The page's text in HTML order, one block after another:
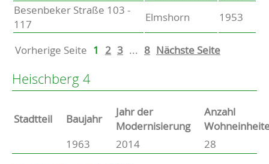
Besenbeker Straße 103 -
117
Elmshorn 1953
Vorherige Seite 1 2 3 ... 8 Nächste Seite
Heischberg 4
Stammdaten
Basisdaten zur Immobilie
Stadtteil Baujahr
Jahr der
Modernisierung
Anzahl
1963
2014 28